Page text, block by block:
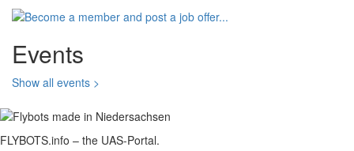
Events
Show all events >
FLYBOTS.info – the UAS-Portal.